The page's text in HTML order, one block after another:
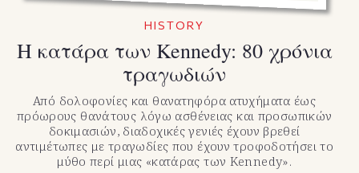
HISTORY
Η κατάρα των Kennedy: 80 χρόνια
τραγωδιών
Από δολοφονίες και θανατηφόρα ατυχήματα έως
πρόωρους θανάτους λόγω ασθένειας και προσωπικών
δοκιμασιών, διαδοχικές γενιές έχουν βρεθεί
αντιμέτωπες με τραγωδίες που έχουν τροφοδοτήσει το
μύθο περί μιας «κατάρας των Kennedy».